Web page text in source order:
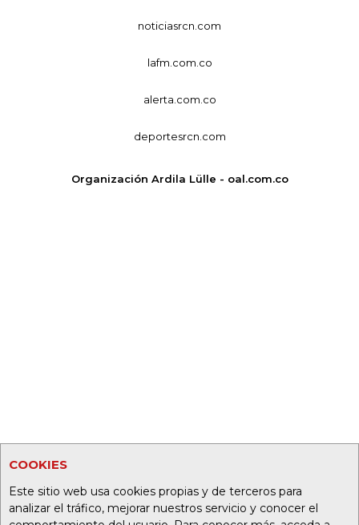
COOKIES
Este sitio web usa cookies propias y de terceros para
analizar el tráfico, mejorar nuestros servicio y conocer el
noticiasrcn.com
lafm.com.co
alerta.com.co
deportesrcn.com
Organización Ardila Lülle - oal.com.co